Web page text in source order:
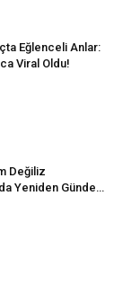
Eğlenceli Anlar:
Viral Oldu!
Değiliz
Yeniden Gündem